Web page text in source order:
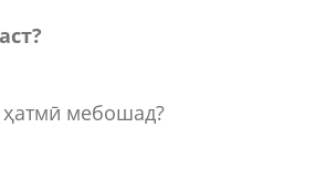
мебошад?